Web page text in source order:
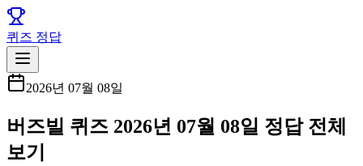
퀴즈 정답
2026년 07월 08일
버즈빌 퀴즈 2026년 07월 08일 정답 전체
보기